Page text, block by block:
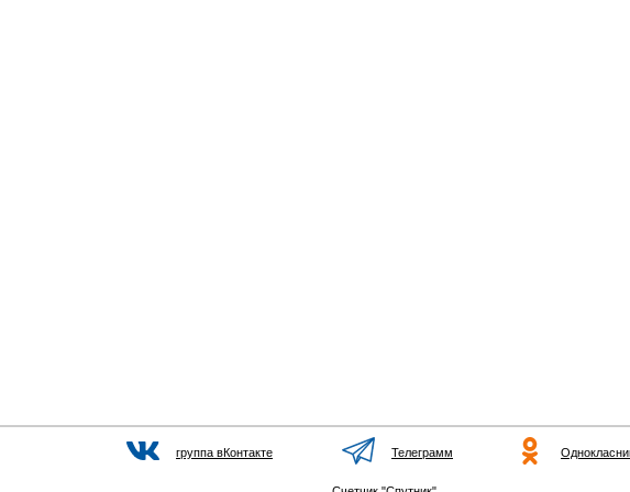
группа вКонтакте Телеграмм